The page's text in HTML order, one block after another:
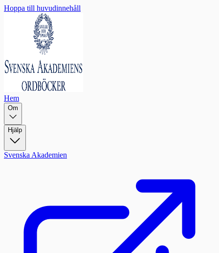
Hoppa till huvudinnehåll
Hem
Om
Hjälp
Svenska Akademien